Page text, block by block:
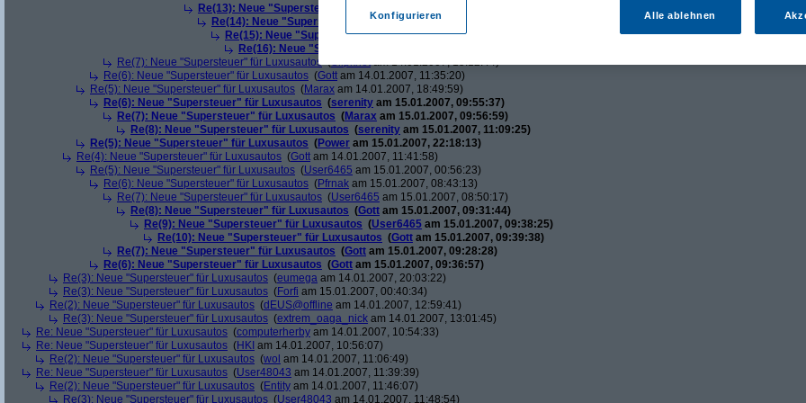
Re(13): Neue "Supersteuer" für Luxusautos
Re(14): Neue "Supersteuer" für Luxusautos(
Re(15): Neue "Supersteuer" für Luxusautos(wol
Re(16): Neue "Supersteuer" für Luxusautos
Re(7): Neue "Supersteuer" für Luxusautos(Slipknotam 14.01.2007, 15:12:44)
Re(6): Neue "Supersteuer" für Luxusautos (Gott am 14.01.2007, 11:35:20)
Re(5): Neue "Supersteuer" für Luxusautos (Marax am 14.01.2007, 18:49:59)
Re(6): Neue "Supersteuer" für Luxusautos (serenity am 15.01.2007, 09:55:37)
Re(7): Neue "Supersteuer" für Luxusautos (Marax am 15.01.2007, 09:56:59)
Re(8): Neue "Supersteuer" für Luxusautos (serenity am 15.01.2007, 11:09:25)
Re(5): Neue "Supersteuer" für Luxusautos (Power am 15.01.2007, 22:18:13)
Re(4): Neue "Supersteuer" für Luxusautos (Gott am 14.01.2007, 11:41:58)
Re(5): Neue "Supersteuer" für Luxusautos (User6465 am 15.01.2007, 00:56:23)
Re(6): Neue "Supersteuer" für Luxusautos (Pfrnak am 15.01.2007, 08:43:13)
Re(7): Neue "Supersteuer" für Luxusautos (User6465 am 15.01.2007, 08:50:17)
Re(8): Neue "Supersteuer" für Luxusautos (Gott am 15.01.2007, 09:31:44)
Re(9): Neue "Supersteuer" für Luxusautos (User6465 am 15.01.2007, 09:38:25)
Re(10): Neue "Supersteuer" für Luxusautos (Gott am 15.01.2007, 09:39:38)
Re(7): Neue "Supersteuer" für Luxusautos (Gott am 15.01.2007, 09:28:28)
Re(6): Neue "Supersteuer" für Luxusautos (Gott am 15.01.2007, 09:36:57)
Re(3): Neue "Supersteuer" für Luxusautos (eumega am 14.01.2007, 20:03:22)
Re(3): Neue "Supersteuer" für Luxusautos (Forfi am 15.01.2007, 00:40:34)
Re(2): Neue "Supersteuer" für Luxusautos (dEUS@offline am 14.01.2007, 12:59:41)
Re(3): Neue "Supersteuer" für Luxusautos (extrem_oaga_nick am 14.01.2007, 13:01:45)
Re: Neue "Supersteuer" für Luxusautos (computerherby am 14.01.2007, 10:54:33)
Re: Neue "Supersteuer" für Luxusautos (HKI am 14.01.2007, 10:56:07)
Re(2): Neue "Supersteuer" für Luxusautos (wol am 14.01.2007, 11:06:49)
Re: Neue "Supersteuer" für Luxusautos (User48043 am 14.01.2007, 11:39:39)
Re(2): Neue "Supersteuer" für Luxusautos (Entity am 14.01.2007, 11:46:07)
Re(3): Neue "Supersteuer" für Luxusautos (User48043 am 14.01.2007, 11:48:54)
Konfigurieren Alle ablehnen